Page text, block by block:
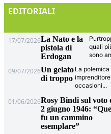
EDITORIALI
17/07/2026La Nato e la
pistola di
Erdogan
quali
sono
09/07/2026Un gelato
di troppo
La polemica
occasioni...
01/06/2026Rosy Bindi sul voto
2 giugno 1946:
fu un cammino
esemplare”